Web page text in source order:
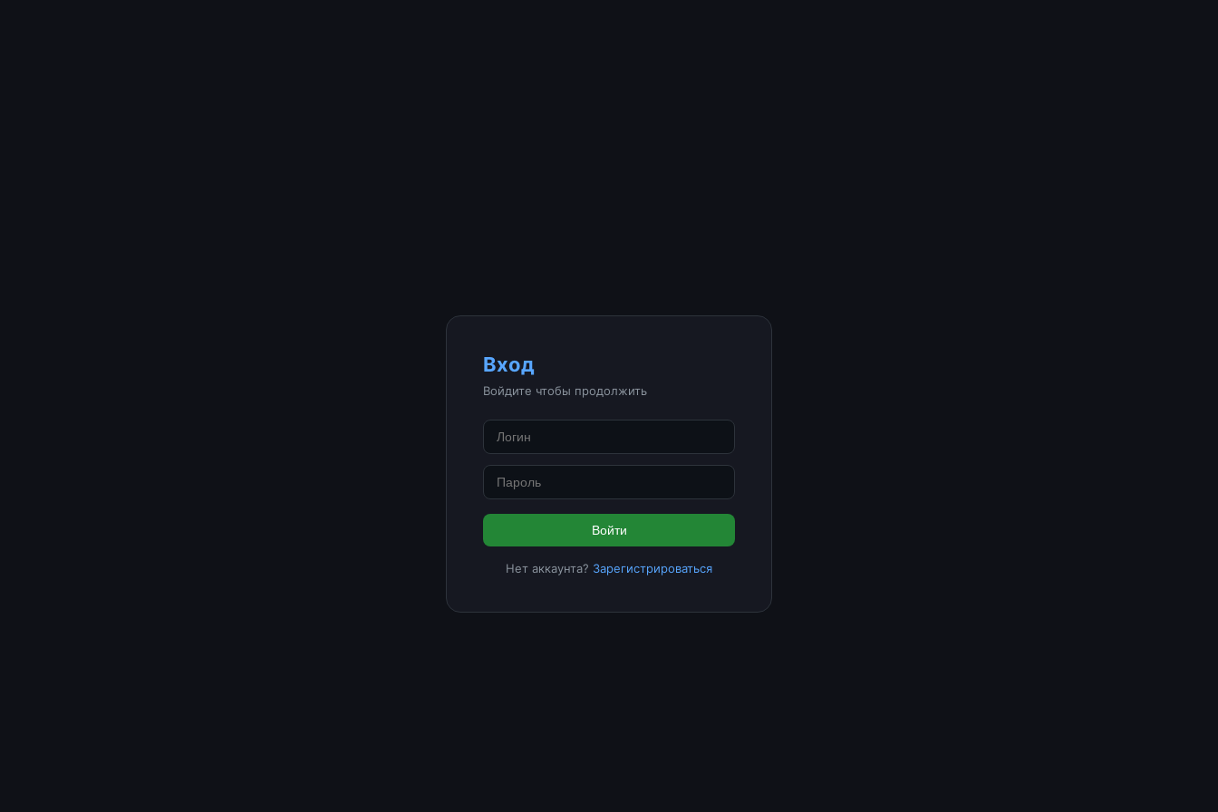
Вход
Войдите чтобы продолжить
Войти
Нет аккаунта? Зарегистрироваться